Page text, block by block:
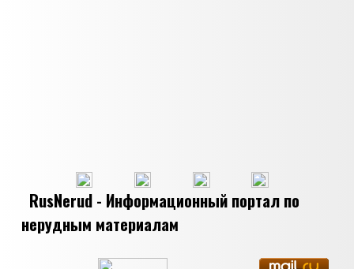
RusNerud - Информационный портал по
нерудным материалам